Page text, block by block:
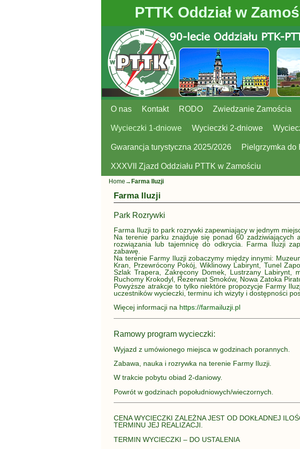
PTTK Oddział w
Przejdź do głównej treści
Przejdź do
O nas Kontakt RODO Zwiedzanie Zamościa
Wycieczki 1-dniowe Wycieczki 2-dniowe
Gwarancja turystyczna 2025/2026 Pielgrzymka do
XXXVII Zjazd Oddziału PTTK w Zamościu
Home →Farma Iluzji
Farma Iluzji
Park Rozrywki
Farma Iluzji to park rozrywki zapewniający w jednym
Na terenie parku znajduje się ponad 60 zadziwiających
rozwiązania lub tajemnicę do odkrycia. Farma Iluzji
zabawę.
Na terenie Farmy Iluzji zobaczymy między innymi:
Kran, Przewrócony Pokój, Wiklinowy Labirynt, Tunel
Szlak Trapera, Zakręcony Domek, Lustrzany Labirynt,
Ruchomy Krokodyl, Rezerwat Smoków, Nowa Zatoka
Powyższe atrakcje to tylko niektóre propozycje Farmy
uczestników wycieczki, terminu ich wizyty i dostępności
Więcej informacji na https://farmailuzji.pl
Ramowy program wycieczki:
Wyjazd z umówionego miejsca w godzinach porannych.
Zabawa, nauka i rozrywka na terenie Farmy Iluzji.
W trakcie pobytu obiad 2-daniowy.
Powrót w godzinach popołudniowych/wieczornych.
CENA WYCIECZKI ZALEŻNA JEST OD DOKŁADNEJ
TERMINU JEJ REALIZACJI.
TERMIN WYCIECZKI – DO USTALENIA